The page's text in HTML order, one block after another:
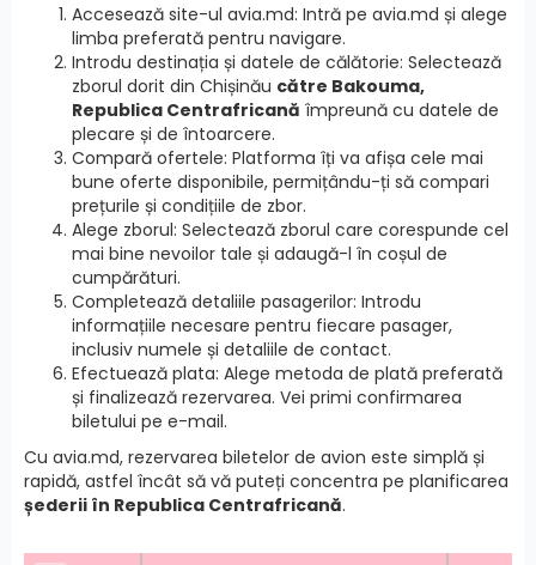
Accesează site-ul avia.md: Intră pe avia.md și alege
limba preferată pentru navigare.
Introdu destinația și datele de călătorie: Selectează
zborul dorit din Chișinău către Bakouma,
Republica Centrafricană împreună cu datele de
plecare și de întoarcere.
Compară ofertele: Platforma îți va afișa cele mai
bune oferte disponibile, permițându-ți să compari
prețurile și condițiile de zbor.
Alege zborul: Selectează zborul care corespunde cel
mai bine nevoilor tale și adaugă-l în coșul de
cumpărături.
Completează detaliile pasagerilor: Introdu
informațiile necesare pentru fiecare pasager,
inclusiv numele și detaliile de contact.
Efectuează plata: Alege metoda de plată preferată
și finalizează rezervarea. Vei primi confirmarea
biletului pe e-mail.
Cu avia.md, rezervarea biletelor de avion este simplă și
rapidă, astfel încât să vă puteți concentra pe planificarea
șederii în Republica Centrafricană.